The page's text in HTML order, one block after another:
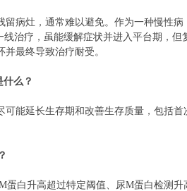
留病灶，通常难以避免。作为一种慢性
线治疗，虽能缓解症状并进入平台期，
最终导致治疗耐受。
么？
可能延长生存期和改善生存质量，包括
蛋白升高超过特定阈值、尿M蛋白检测